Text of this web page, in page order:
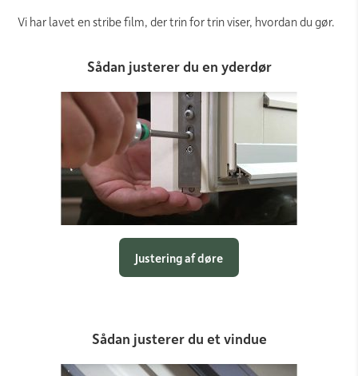
Vi har lavet en stribe film, der trin for trin viser, hvordan du gør.
Sådan justerer du en yderdør
Justering af døre
Sådan justerer du et vindue